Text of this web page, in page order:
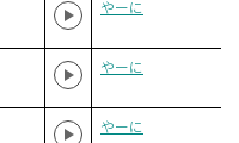
やーに
やーに
やーに